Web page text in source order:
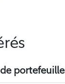
portefeuille